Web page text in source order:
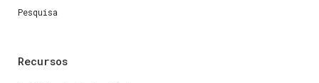
Pesquisa
Recursos